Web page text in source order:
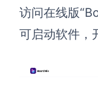
访问在线版
可启动软件，